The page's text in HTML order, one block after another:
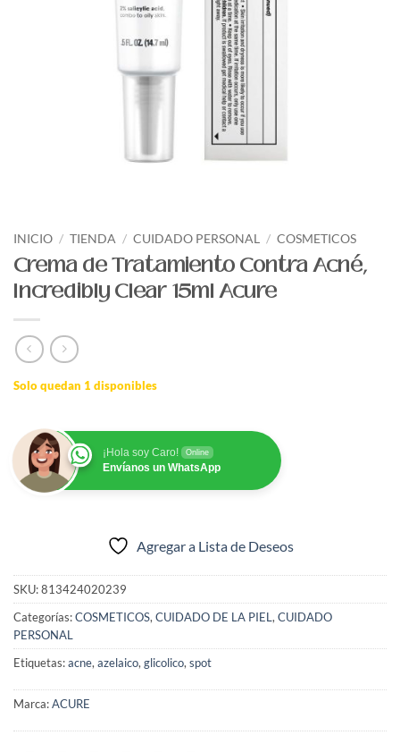
INICIO / TIENDA / CUIDADO PERSONAL / COSMETICOS
Crema de Tratamiento Contra Acné,
Incredibly Clear 15ml Acure
Solo quedan 1 disponibles
¡Hola soy Caro! Online
Envíanos un WhatsApp
Agregar a Lista de Deseos
SKU:813424020239
Categorías:COSMETICOS,CUIDADO DE LA PIEL,CUIDADO
PERSONAL
Etiquetas:acne,azelaico,glicolico,spot
Marca:ACURE